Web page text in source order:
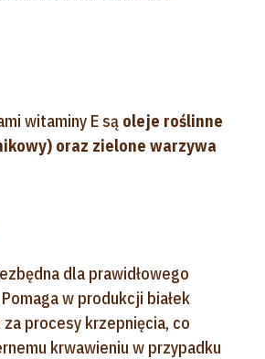
witaminy E są oleje roślinne
oraz zielone warzywa
dla prawidłowego
Pomaga w produkcji białek
procesy krzepnięcia, co
krwawieniu w przypadku